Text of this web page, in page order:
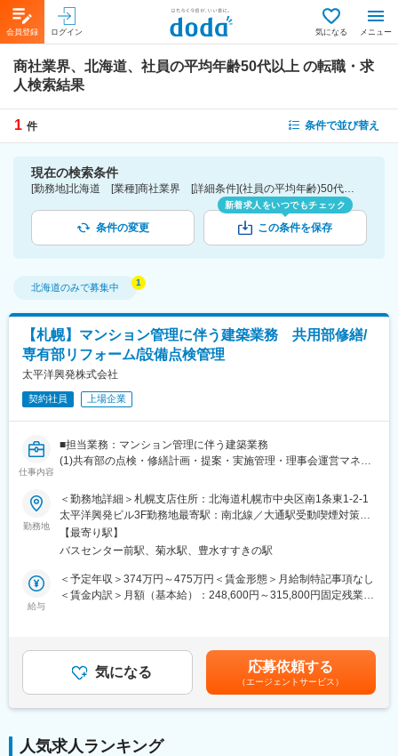
会員登録 ログイン 気になる メニュー
商社業界、北海道、社員の平均年齢50代以上 の転職・求
人検索結果
1 件 条件で並び替え
現在の検索条件
[勤務地]北海道 [業種]商社業界 [詳細条件](社員の平均年齢)50代以上
条件の変更
新着求人をいつでもチェック
この条件を保存
北海道のみで募集中
【札幌】マンション管理に伴う建築業務 共用部修繕/
専有部リフォーム/設備点検管理
太平洋興発株式会社
契約社員 上場企業
仕事内容
■担当業務：マンション管理に伴う建築業務
(1)共有部の点検・修繕計画・提案・実施管理・理事会運営マネジ
(2)専有部のリフォーム営業・企画・実施管理等
(3)設備点検（排水管清掃・建築設備点検・除雪業務）の実施管理
等
上記業務をマンション担当者（フロント）や協力業者等と連携・
協力しながら担当して頂きます。
また、支店内の各プロジェクト（広報誌企画・協力会運営・各種
相談会運営・ISO運営等）に参画するなど、必要な関連業務も行っ
■配属部署
札幌支店建築課に配属。
※スタッフは4名（男性3名、女性1名）
勤務地
＜勤務地詳細＞札幌支店住所：北海道札幌市中央区南1条東1-2-1
太平洋興発ビル3F勤務地最寄駅：南北線／大通駅受動喫煙対策：
屋内全面禁煙変更の範囲：会社の定める事業所
【最寄り駅】
バスセンター前駅、菊水駅、豊水すすきの駅
給与
＜予定年収＞374万円～475万円＜賃金形態＞月給制特記事項なし
＜賃金内訳＞月額（基本給）：248,600円～315,800円固定残業手
＞■年収：経験・能力・居住状況を考慮し、決定します。※上記年
収には30時間分の残業代と賞与が含まれた金額となっておりま
す。記載金額は選考を通じて上下する可能性があります。月給(月
額)は固定手当を含みます。
気になる 応募依頼する
（エージェントサービス）
人気求人ランキング